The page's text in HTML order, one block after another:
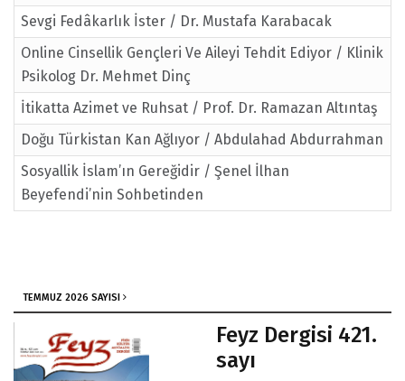
Sevgi Fedâkarlık İster / Dr. Mustafa Karabacak
Online Cinsellik Gençleri Ve Aileyi Tehdit Ediyor / Klinik
Psikolog Dr. Mehmet Dinç
İtikatta Azimet ve Ruhsat / Prof. Dr. Ramazan Altıntaş
Doğu Türkistan Kan Ağlıyor / Abdulahad Abdurrahman
Sosyallik İslam’ın Gereğidir / Şenel İlhan
Beyefendi’nin Sohbetinden
TEMMUZ 2026 SAYISI
Feyz Dergisi 421.
sayı